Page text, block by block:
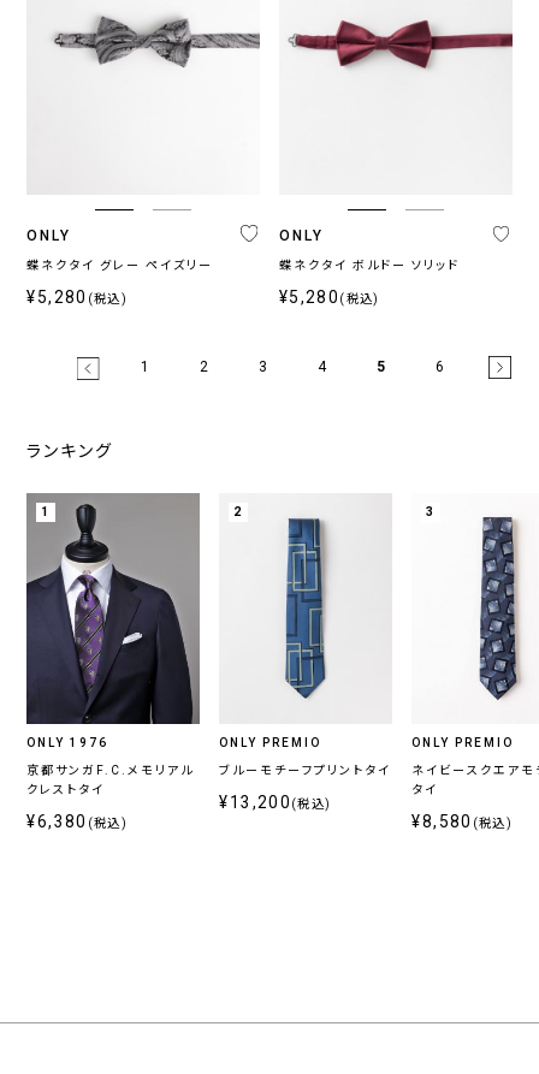
ONLY
蝶ネクタイ グレー ペイズリー
¥5,280 (税込)
ONLY
蝶ネクタイ ボルドー ソリッド
¥5,280 (税込)
1 2 3 4 5 6
ランキング
1
ONLY 1976
京都サンガF.C.メモリアル
クレストタイ
¥6,380 (税込)
2
ONLY PREMIO
ブルーモチーフプリントタイ
¥13,200 (税込)
3
ONLY PREMIO
ネイビースクエアモ
タイ
¥8,580 (税込)